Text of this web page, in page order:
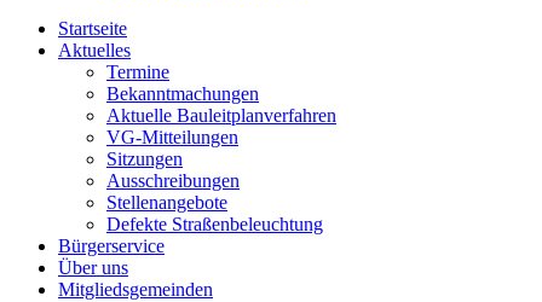
Startseite
Aktuelles
Termine
Bekanntmachungen
Aktuelle Bauleitplanverfahren
VG-Mitteilungen
Sitzungen
Ausschreibungen
Stellenangebote
Defekte Straßenbeleuchtung
Bürgerservice
Über uns
Mitgliedsgemeinden